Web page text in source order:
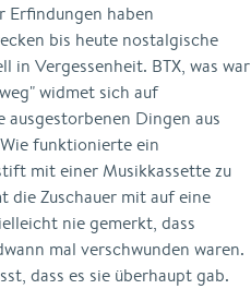
Erfindungen haben
bis heute nostalgische
in Vergessenheit. BTX, was war
widmet sich auf
Dingen aus
funktionierte ein
mit einer Musikkassette zu
die Zuschauer mit auf eine
nie gemerkt, dass
mal verschwunden waren.
dass es sie überhaupt gab.